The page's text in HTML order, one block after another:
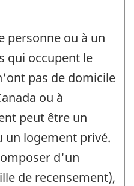
personne ou à un
qui occupent le
pas de domicile
ou à
peut être un
un logement privé.
d'un
de recensement),